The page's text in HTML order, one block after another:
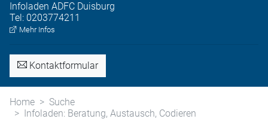
Infoladen ADFC Duisburg
Tel: 0203774211
Mehr Infos
Kontaktformular
Home
Suche
Infoladen: Beratung, Austausch, Codieren